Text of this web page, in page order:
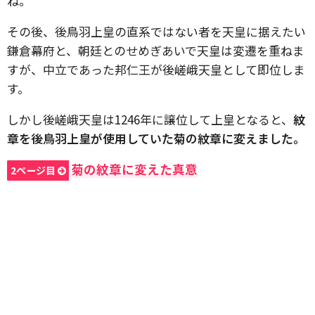
その後、後鳥羽上皇の直系ではない者を天皇に据えたい
鎌倉幕府と、朝廷とのせめぎあいで天皇は変遷を重ねま
すが、中立であった邦仁王が後嵯峨天皇として即位しま
す。
しかし後嵯峨天皇は1246年に譲位して上皇となると、 紋
章を後鳥羽上皇が使用していた菊の紋章に変えました。
2ページ目 菊の紋章に変えた真意